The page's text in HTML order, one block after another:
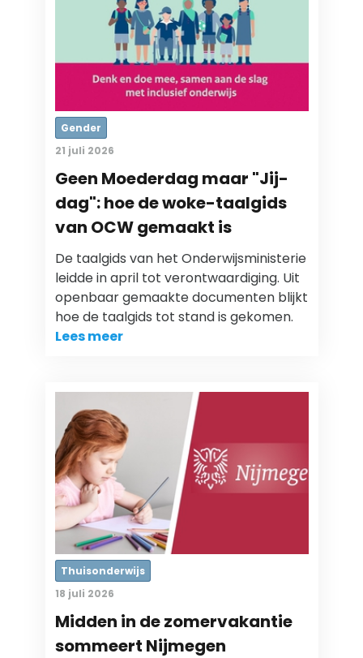
Gender
21 juli 2026
Geen Moederdag maar "Jij-
dag": hoe de woke-taalgids
van OCW gemaakt is
De taalgids van het Onderwijsministerie
leidde in april tot verontwaardiging. Uit
openbaar gemaakte documenten blijkt
hoe de taalgids tot stand is gekomen.
Lees meer
Thuisonderwijs
18 juli 2026
Midden in de zomervakantie
sommeert Nijmegen